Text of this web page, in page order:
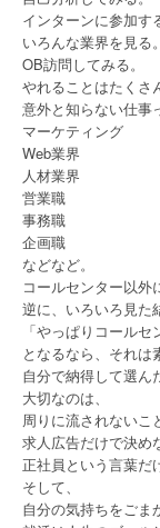
インターンに参加す
いろんな業界を見る。
OB訪問してみる。
やれることはたくさ
意外と知らない仕事
マーケティング
Web業界
人材業界
営業職
事務職
企画職
などなど。
コールセンター以外
逆に、いろいろ見た
「やっぱりコールセ
となるなら、それは
自分で納得して選ん
大切なのは、
周りに流されないこ
求人広告だけで決め
正社員という言葉だ
そして、
自分の気持ちをごま